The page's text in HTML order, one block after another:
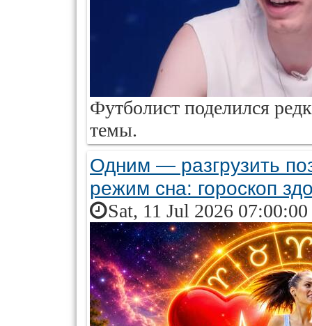
Футболист поделился
темы.
Одним — разгрузить
режим сна: гороскоп
Sat, 11 Jul 2026